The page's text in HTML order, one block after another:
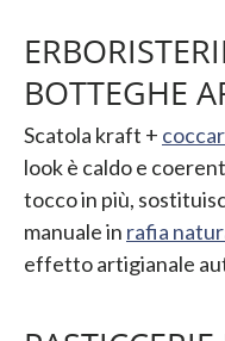
BOTTEGHE
Scatola kraft +
look è caldo e
tocco in più,
manuale in rafia
effetto artigianale